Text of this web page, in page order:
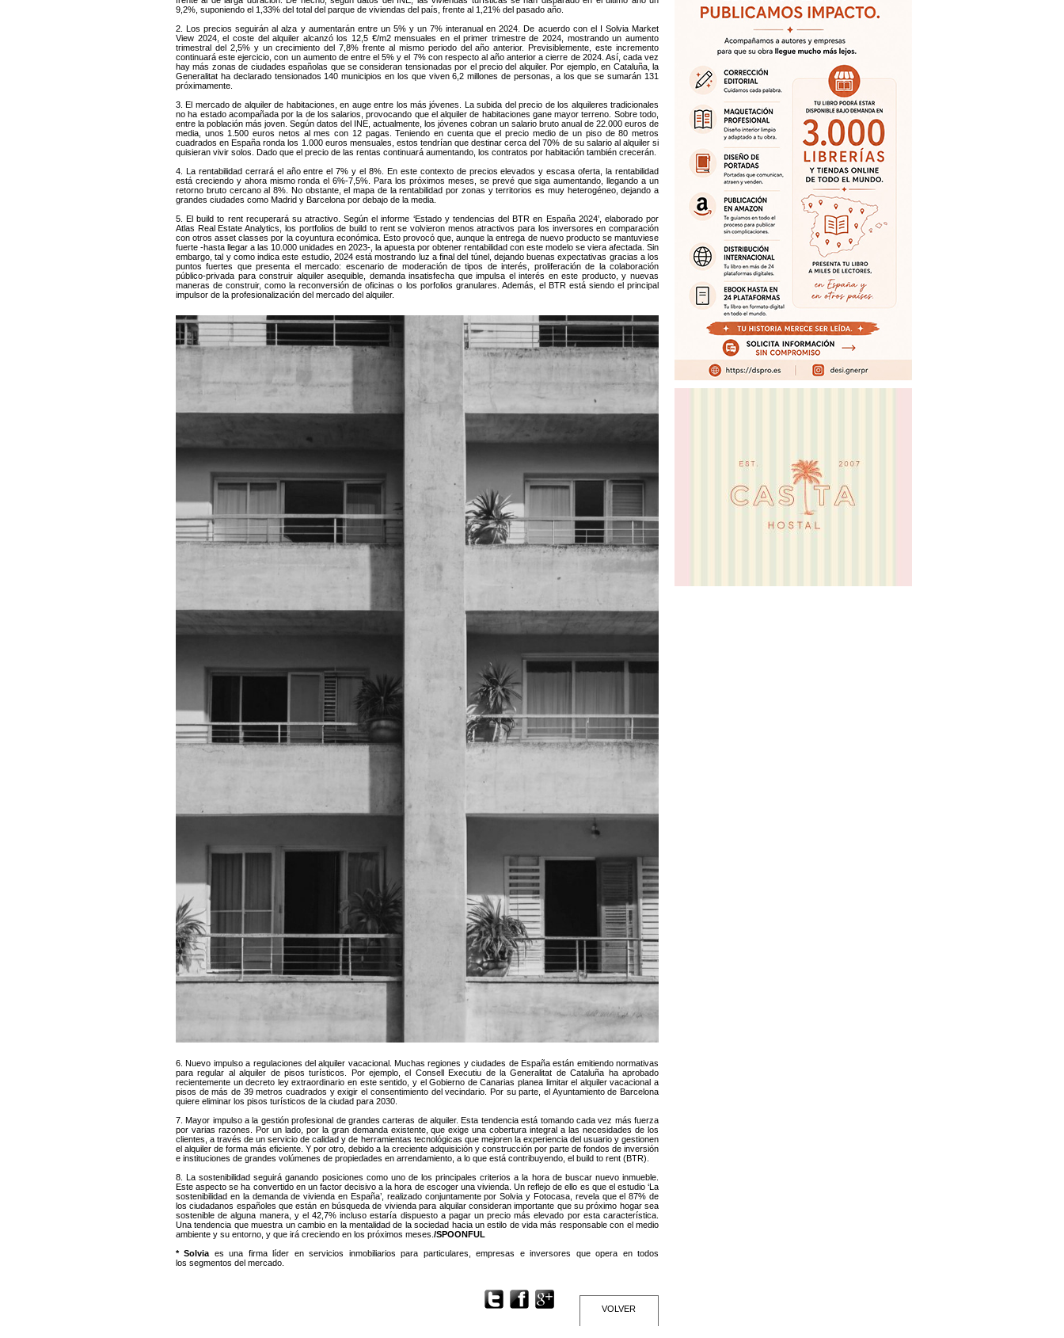
9,2%, suponiendo el 1,33% del total del parque de viviendas del país, frente al 1,21% del pasado año.
2. Los precios seguirán al alza y aumentarán entre un 5% y un 7% interanual en 2024. De acuerdo con el I Solvia Market
View 2024, el coste del alquiler alcanzó los 12,5 €/m2 mensuales en el primer trimestre de 2024, mostrando un aumento
trimestral del 2,5% y un crecimiento del 7,8% frente al mismo periodo del año anterior. Previsiblemente, este incremento
continuará este ejercicio, con un aumento de entre el 5% y el 7% con respecto al año anterior a cierre de 2024. Así, cada vez
hay más zonas de ciudades españolas que se consideran tensionadas por el precio del alquiler. Por ejemplo, en Cataluña, la
Generalitat ha declarado tensionados 140 municipios en los que viven 6,2 millones de personas, a los que se sumarán 131
próximamente.
3. El mercado de alquiler de habitaciones, en auge entre los más jóvenes. La subida del precio de los alquileres tradicionales
no ha estado acompañada por la de los salarios, provocando que el alquiler de habitaciones gane mayor terreno. Sobre todo,
entre la población más joven. Según datos del INE, actualmente, los jóvenes cobran un salario bruto anual de 22.000 euros de
media, unos 1.500 euros netos al mes con 12 pagas. Teniendo en cuenta que el precio medio de un piso de 80 metros
cuadrados en España ronda los 1.000 euros mensuales, estos tendrían que destinar cerca del 70% de su salario al alquiler si
quisieran vivir solos. Dado que el precio de las rentas continuará aumentando, los contratos por habitación también crecerán.
4. La rentabilidad cerrará el año entre el 7% y el 8%. En este contexto de precios elevados y escasa oferta, la rentabilidad
está creciendo y ahora mismo ronda el 6%-7,5%. Para los próximos meses, se prevé que siga aumentando, llegando a un
retorno bruto cercano al 8%. No obstante, el mapa de la rentabilidad por zonas y territorios es muy heterogéneo, dejando a
grandes ciudades como Madrid y Barcelona por debajo de la media.
5. El build to rent recuperará su atractivo. Según el informe ‘Estado y tendencias del BTR en España 2024’, elaborado por
Atlas Real Estate Analytics, los portfolios de build to rent se volvieron menos atractivos para los inversores en comparación
con otros asset classes por la coyuntura económica. Esto provocó que, aunque la entrega de nuevo producto se mantuviese
fuerte -hasta llegar a las 10.000 unidades en 2023-, la apuesta por obtener rentabilidad con este modelo se viera afectada. Sin
embargo, tal y como indica este estudio, 2024 está mostrando luz a final del túnel, dejando buenas expectativas gracias a los
puntos fuertes que presenta el mercado: escenario de moderación de tipos de interés, proliferación de la colaboración
público-privada para construir alquiler asequible, demanda insatisfecha que impulsa el interés en este producto, y nuevas
maneras de construir, como la reconversión de oficinas o los porfolios granulares. Además, el BTR está siendo el principal
impulsor de la profesionalización del mercado del alquiler.
6. Nuevo impulso a regulaciones del alquiler vacacional. Muchas regiones y ciudades de España están emitiendo normativas
para regular al alquiler de pisos turísticos. Por ejemplo, el Consell Executiu de la Generalitat de Cataluña ha aprobado
recientemente un decreto ley extraordinario en este sentido, y el Gobierno de Canarias planea limitar el alquiler vacacional a
pisos de más de 39 metros cuadrados y exigir el consentimiento del vecindario. Por su parte, el Ayuntamiento de Barcelona
quiere eliminar los pisos turísticos de la ciudad para 2030.
7. Mayor impulso a la gestión profesional de grandes carteras de alquiler. Esta tendencia está tomando cada vez más fuerza
por varias razones. Por un lado, por la gran demanda existente, que exige una cobertura integral a las necesidades de los
clientes, a través de un servicio de calidad y de herramientas tecnológicas que mejoren la experiencia del usuario y gestionen
el alquiler de forma más eficiente. Y por otro, debido a la creciente adquisición y construcción por parte de fondos de inversión
e instituciones de grandes volúmenes de propiedades en arrendamiento, a lo que está contribuyendo, el build to rent (BTR).
8. La sostenibilidad seguirá ganando posiciones como uno de los principales criterios a la hora de buscar nuevo inmueble.
Este aspecto se ha convertido en un factor decisivo a la hora de escoger una vivienda. Un reflejo de ello es que el estudio ‘La
sostenibilidad en la demanda de vivienda en España’, realizado conjuntamente por Solvia y Fotocasa, revela que el 87% de
los ciudadanos españoles que están en búsqueda de vivienda para alquilar consideran importante que su próximo hogar sea
sostenible de alguna manera, y el 42,7% incluso estaría dispuesto a pagar un precio más elevado por esta característica.
Una tendencia que muestra un cambio en la mentalidad de la sociedad hacia un estilo de vida más responsable con el medio
ambiente y su entorno, y que irá creciendo en los próximos meses. /SPOONFUL
* Solvia es una firma líder en servicios inmobiliarios para particulares, empresas e inversores que opera en todos
los segmentos del mercado.
VOLVER